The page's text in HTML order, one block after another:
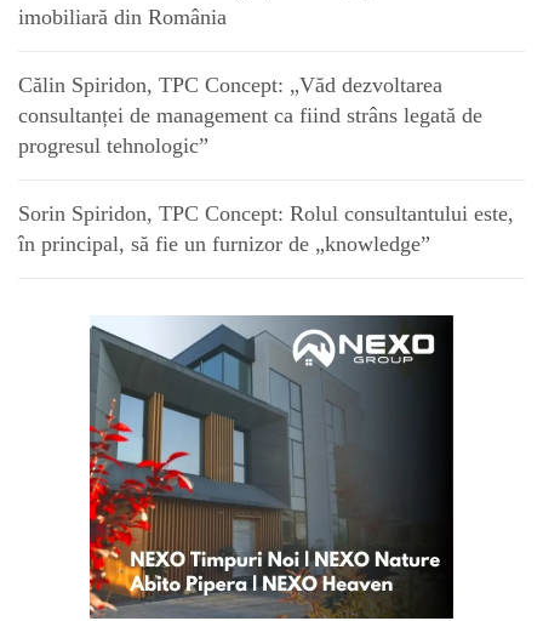
imobiliară din România
Călin Spiridon, TPC Concept: „Văd dezvoltarea
consultanței de management ca fiind strâns legată de
progresul tehnologic”
Sorin Spiridon, TPC Concept: Rolul consultantului este,
în principal, să fie un furnizor de „knowledge”